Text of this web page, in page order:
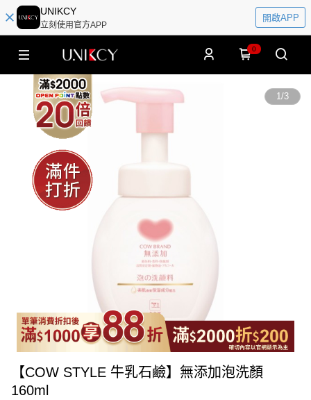
UNIKCY
立刻使用官方APP
開啟APP
0
1/3
【COW STYLE 牛乳石鹼】無添加泡洗顏
160ml